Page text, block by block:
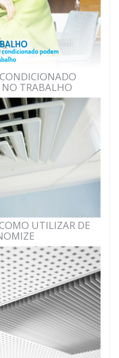
NO TRABALHO
UTILIZAR DE